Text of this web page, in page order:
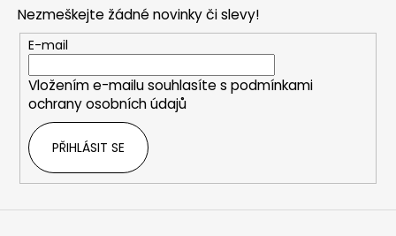
Nezmeškejte žádné novinky či slevy!
E-mail
Vložením e-mailu souhlasíte s podmínkami
ochrany osobních údajů
PŘIHLÁSIT SE